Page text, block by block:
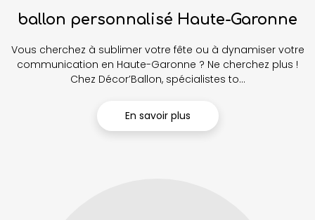
ballon personnalisé Haute-Garonne
Vous cherchez à sublimer votre fête ou à dynamiser votre
communication en Haute-Garonne ? Ne cherchez plus !
Chez Décor’Ballon, spécialistes to...
En savoir plus